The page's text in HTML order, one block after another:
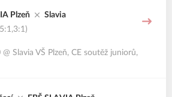
Plzeň Slavia
@ Slavia VŠ Plzeň, CE soutěž juniorů,